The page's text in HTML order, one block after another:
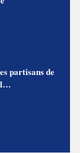
partisans de